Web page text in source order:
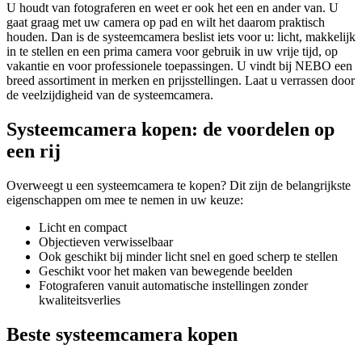
U houdt van fotograferen en weet er ook het een en ander van. U
gaat graag met uw camera op pad en wilt het daarom praktisch
houden. Dan is de systeemcamera beslist iets voor u: licht, makkelijk
in te stellen en een prima camera voor gebruik in uw vrije tijd, op
vakantie en voor professionele toepassingen. U vindt bij NEBO een
breed assortiment in merken en prijsstellingen. Laat u verrassen door
de veelzijdigheid van de systeemcamera.
Systeemcamera kopen: de voordelen op
een rij
Overweegt u een systeemcamera te kopen? Dit zijn de belangrijkste
eigenschappen om mee te nemen in uw keuze:
Licht en compact
Objectieven verwisselbaar
Ook geschikt bij minder licht snel en goed scherp te stellen
Geschikt voor het maken van bewegende beelden
Fotograferen vanuit automatische instellingen zonder
kwaliteitsverlies
Beste systeemcamera kopen